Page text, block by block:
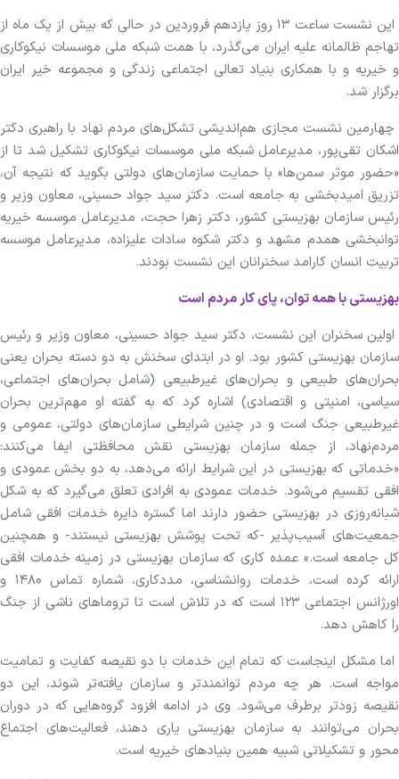
این نشست ساعت ۱۳ روز یازدهم فروردین در حالی که بیش از یک ماه از
تهاجم ظالمانه علیه ایران می‌گذرد، با همت شبکه ملی موسسات نیکوکاری
و خیریه و با همکاری بنیاد تعالی اجتماعی زندگی و مجموعه خیر ایران
برگزار شد.
چهارمین نشست مجازی هم‌اندیشی تشکل‌های مردم نهاد با راهبری دکتر
اشکان تقی‌پور، مدیرعامل شبکه ملی موسسات نیکوکاری تشکیل شد تا از
«حضور موثر سمن‌ها» با حمایت سازمان‌های دولتی بگوید که نتیجه آن،
تزریق امیدبخشی به جامعه است. دکتر سید جواد حسینی، معاون وزیر و
رئیس سازمان بهزیستی کشور، دکتر زهرا حجت، مدیرعامل موسسه خیریه
توانبخشی همدم مشهد و دکتر شکوه سادات علیزاده، مدیرعامل موسسه
تربیت انسان کارامد سخنرانان این نشست بودند.
بهزیستی با همه توان، پای کار مردم است
اولین سخنران این نشست، دکتر سید جواد حسینی، معاون وزیر و رئیس
سازمان بهزیستی کشور بود. او در ابتدای سخنش به دو دسته بحران یعنی
بحران‌های طبیعی و بحران‌های غیرطبیعی (شامل بحران‌های اجتماعی،
سیاسی، امنیتی و اقتصادی) اشاره کرد که به گفته او مهم‌ترین بحران
غیرطبیعی جنگ است و در چنین شرایطی سازمان‌های دولتی، عمومی و
مردم‌نهاد، از جمله سازمان بهزیستی نقش محافظتی ایفا می‌کنند:
«خدماتی که بهزیستی در این شرایط ارائه می‌دهد، به دو بخش عمودی و
افقی تقسیم می‌شود. خدمات عمودی به افرادی تعلق می‌گیرد که به شکل
شبانه‌روزی در بهزیستی حضور دارند اما گستره دایره خدمات افقی شامل
جمعیت‌های آسیب‌پذیر -که تحت پوشش بهزیستی نیستند- و همچنین
کل جامعه است.» عمده کاری که سازمان بهزیستی در زمینه خدمات افقی
ارائه کرده است، خدمات روانشناسی، مددکاری، شماره تماس ۱۴۸۰ و
اورژانس اجتماعی ۱۲۳ است که در تلاش است تا تروما‌های ناشی از جنگ
را کاهش دهد.
اما مشکل اینجاست که تمام این خدمات با دو نقیصه کفایت و تمامیت
مواجه است. هر چه مردم توانمندتر و سازمان یافته‌تر شوند، این دو
نقیصه زودتر برطرف می‌شود. وی در ادامه افزود گروه‌هایی که در دوران
بحران می‌توانند به سازمان بهزیستی یاری دهند، فعالیت‌های اجتماع
محور و تشکیلاتی شبیه همین بنیاد‌های خیریه است.